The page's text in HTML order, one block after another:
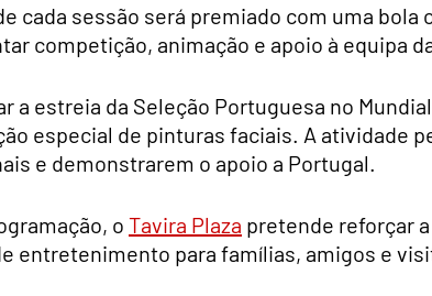
cada sessão será premiado com uma
competição, animação e apoio à equipa
a estreia da Seleção Portuguesa no
especial de pinturas faciais. A atividade
e demonstrarem o apoio a Portugal.
o Tavira Plaza pretende reforçar
entretenimento para famílias, amigos e